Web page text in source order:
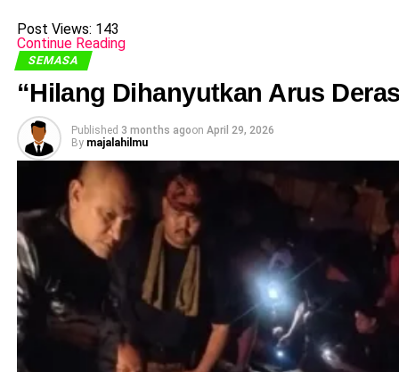
Post Views: 143
Continue Reading
SEMASA
“Hilang Dihanyutkan Arus
Published 3 months agoon April 29, 2026
By majalahilmu